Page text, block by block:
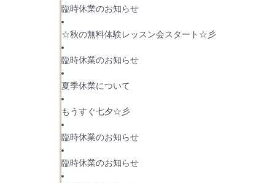
臨時休業のお知らせ
☆秋の無料体験レッスン会スタート☆彡
臨時休業のお知らせ
夏季休業について
もうすぐ七夕☆彡
臨時休業のお知らせ
臨時休業のお知らせ